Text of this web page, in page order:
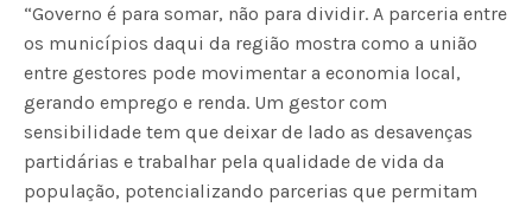
“Governo é para somar, não para dividir. A parceria entre
os municípios daqui da região mostra como a união
entre gestores pode movimentar a economia local,
gerando emprego e renda. Um gestor com
sensibilidade tem que deixar de lado as desavenças
partidárias e trabalhar pela qualidade de vida da
população, potencializando parcerias que permitam